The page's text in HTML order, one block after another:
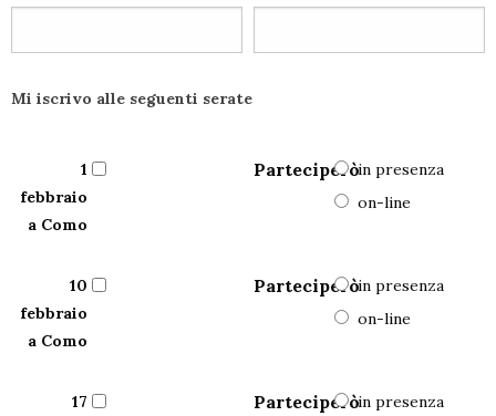
Mi iscrivo alle seguenti serate
1
febbraio
a Como
Parteciperòin presenza
on-line
10
febbraio
a Como
Parteciperòin presenza
on-line
17 Parteciperòin presenza